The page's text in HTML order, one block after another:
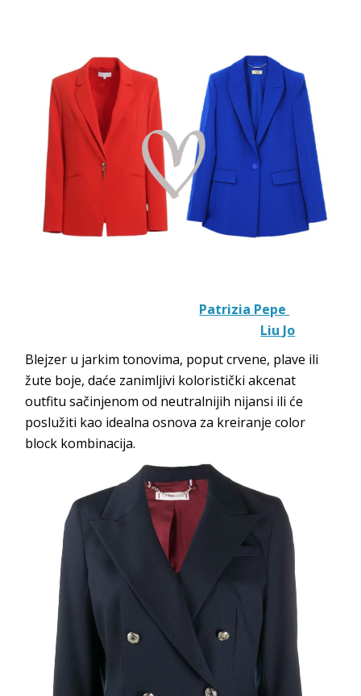
Patrizia Pepe
Liu Jo
Blejzer u jarkim tonovima, poput crvene, plave ili
žute boje, daće zanimljivi koloristički akcenat
outfitu sačinjenom od neutralnijih nijansi ili će
poslužiti kao idealna osnova za kreiranje color
block kombinacija.